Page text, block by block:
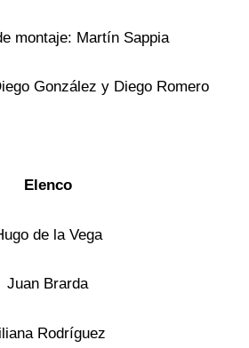
montaje: Martín Sappia
González y Diego Romero
Elenco
de la Vega
Juan Brarda
Rodríguez